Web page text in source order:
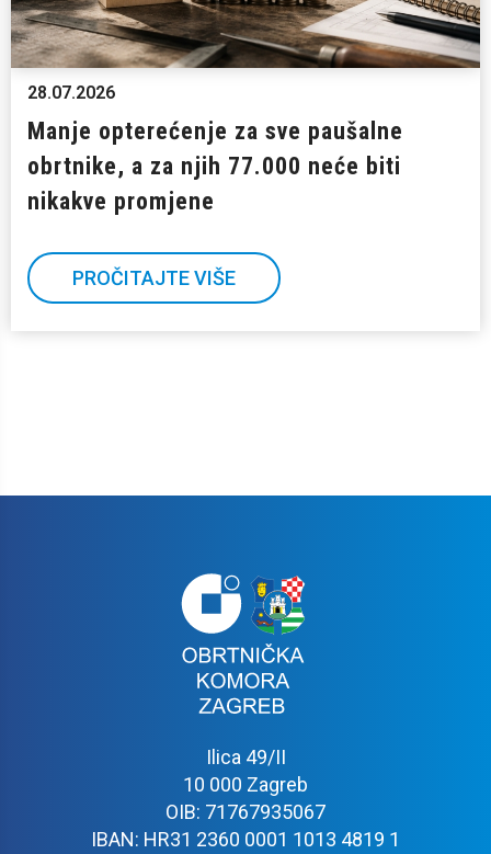
28.07.2026
Manje opterećenje za sve paušalne
obrtnike, a za njih 77.000 neće biti
nikakve promjene
PROČITAJTE VIŠE
Ilica 49/II
10 000 Zagreb
OIB: 71767935067
IBAN: HR31 2360 0001 1013 4819 1